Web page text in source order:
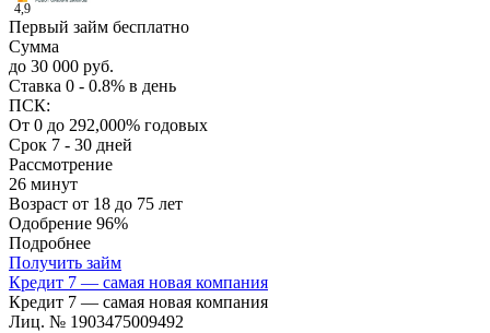
4,9
Первый займ бесплатно
Сумма
до 30 000 руб.
Ставка 0 - 0.8% в день
ПСК:
От 0 до 292,000% годовых
Срок 7 - 30 дней
Рассмотрение
26 минут
Возраст от 18 до 75 лет
Одобрение 96%
Подробнее
Получить займ
Кредит 7 — самая новая компания
Кредит 7 — самая новая компания
Лиц. № 1903475009492